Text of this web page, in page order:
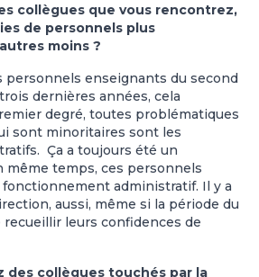
collègues que vous rencontrez,
de personnels plus
moins ?
personnels enseignants du second
dernières années, cela
degré, toutes problématiques
sont minoritaires sont les
Ça a toujours été un
même temps, ces personnels
administratif. Il y a
aussi, même si la période du
recueillir leurs confidences de
des collègues touchés par la